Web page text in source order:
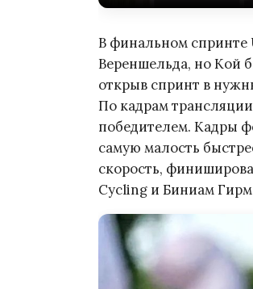
В финальном спринте
Вереншельда, но Кой
открыв спринт в
По кадрам
победителем. Кадры
самую малость
скорость,
Cycling и Биниам